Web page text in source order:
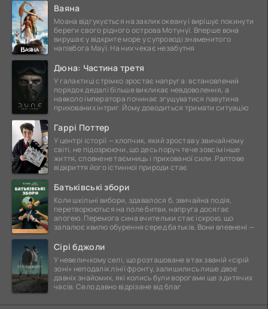
Ваяна
Моана відгукується на заклик океану і вирішує покинути
береги свого рідного острова Мотунуї. Вперше вона
вирушає у відкрите море у супроводі знаменитого
напівбога Мауї. На них чекає незабутня
Дюна: Частина третя
У галактиці стрімко зростає напруга: встановлений
порядок дедалі більше викликає невдоволення, а
навколо імператора починає згущуватися павутина
прихованих інтриг. Йому доводиться тримати ситуацію
Гаррі Поттер
У центрі історії — хлопчик, який зростав у звичайному
світі, не підозрюючи, що десь поруч тече зовсім інше
життя, сповнене таємниць і прихованої сили. Раптове
відкриття його істинної природи стає
Батьківські збори
Коли шкільні вибори, здавалося б, звичайна подія,
перетворюються на поле битви, напруга досягає
апогею. Перемога сина вчительки стає іскрою, що
запалює хвилю обурення серед батьків. Вони впевнені —
Сірі бджоли
У невеличкому селі, що розташоване в так званій «сірій
зоні» неподалік лінії фронту, залишились лише двоє
давніх знайомих, які колись були ворогами ще з дитячих
часів. Село давно відрізане від благ